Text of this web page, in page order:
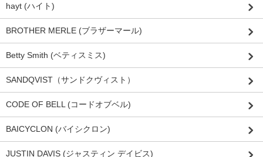
hayt (ハイト)
BROTHER MERLE (ブラザーマール)
Betty Smith (ベティスミス)
SANDQVIST（サンドクヴィスト）
CODE OF BELL (コードオブベル)
BAICYCLON (バイシクロン)
JUSTIN DAVIS (ジャスティン デイビス)